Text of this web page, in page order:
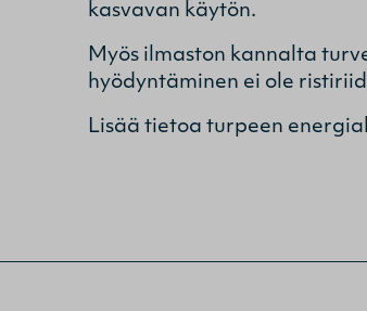
kasvavan käytön.
Myös ilmaston kannalta
hyödyntäminen ei ole
Lisää tietoa turpeen